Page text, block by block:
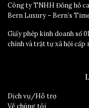
Công ty TNHH Đồng hồ
Bern Luxury – Bern’s
Giấy phép kinh doanh số
chính và trật tự xã hội cấp
Dịch vụ/Hỗ trợ